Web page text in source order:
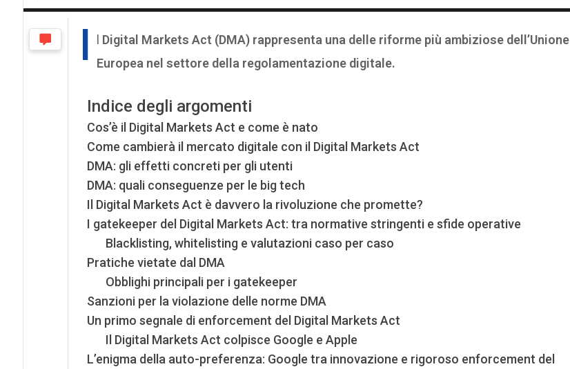
I l Digital Markets Act (DMA) rappresenta una delle riforme più ambiziose dell’Unione
Europea nel settore della regolamentazione digitale.
Indice degli argomenti
Cos’è il Digital Markets Act e come è nato
Come cambierà il mercato digitale con il Digital Markets Act
DMA: gli effetti concreti per gli utenti
DMA: quali conseguenze per le big tech
Il Digital Markets Act è davvero la rivoluzione che promette?
I gatekeeper del Digital Markets Act: tra normative stringenti e sfide operative
Blacklisting, whitelisting e valutazioni caso per caso
Pratiche vietate dal DMA
Obblighi principali per i gatekeeper
Sanzioni per la violazione delle norme DMA
Un primo segnale di enforcement del Digital Markets Act
Il Digital Markets Act colpisce Google e Apple
L’enigma della auto-preferenza: Google tra innovazione e rigoroso enforcement del